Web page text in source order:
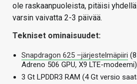
ole raskaanpuoleista, pitäisi
varsin vaivatta 2-3 päivää.
Tekniset ominaisuudet:
Snapdragon 625 –järjestelmäpiiri
Adreno 506 GPU, X9 LTE-modeemi)
3 Gt LPDDR3 RAM (4 Gt versio